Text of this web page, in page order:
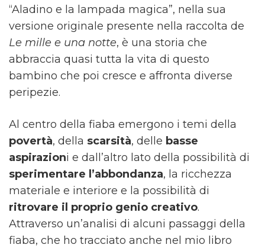
“Aladino e la lampada magica”, nella sua
versione originale presente nella raccolta de
Le mille e una notte, è una storia che
abbraccia quasi tutta la vita di questo
bambino che poi cresce e affronta diverse
peripezie.
Al centro della fiaba emergono i temi della
povertà, della scarsità, delle basse
aspirazioni e dall’altro lato della possibilità di
sperimentare l’abbondanza, la ricchezza
materiale e interiore e la possibilità di
ritrovare il proprio genio creativo.
Attraverso un’analisi di alcuni passaggi della
fiaba, che ho tracciato anche nel mio libro